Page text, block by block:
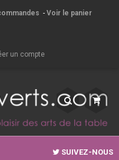
- Voir le panier
un compte
SUIVEZ-NOUS